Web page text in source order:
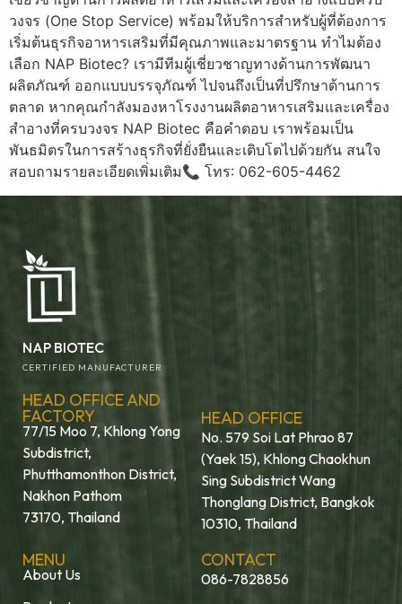
วงจร (One Stop Service) พร้อมให้บริการสำหรับผู้ที่ต้องการ
เริ่มต้นธุรกิจอาหารเสริมที่มีคุณภาพและมาตรฐาน ทำไมต้อง
เลือก NAP Biotec? เรามีทีมผู้เชี่ยวชาญทางด้านการพัฒนา
ผลิตภัณฑ์ ออกแบบบรรจุภัณฑ์ ไปจนถึงเป็นที่ปรึกษาด้านการ
ตลาด หากคุณกำลังมองหาโรงงานผลิตอาหารเสริมและเครื่อง
สำอางที่ครบวงจร NAP Biotec คือคำตอบ เราพร้อมเป็น
พันธมิตรในการสร้างธุรกิจที่ยั่งยืนและเติบโตไปด้วยกัน สนใจ
สอบถามรายละเอียดเพิ่มเติม📞 โทร: 062-605-4462
NAP BIOTEC
CERTIFIED MANUFACTURER
HEAD OFFICE AND
FACTORY
77/15 Moo 7, Khlong Yong
Subdistrict,
Phutthamonthon District,
Nakhon Pathom
73170, Thailand
HEAD OFFICE
No. 579 Soi Lat Phrao 87
(Yaek 15), Khlong Chaokhun
Sing Subdistrict Wang
Thonglang District, Bangkok
10310, Thailand
MENU
About Us
CONTACT
086-7828856